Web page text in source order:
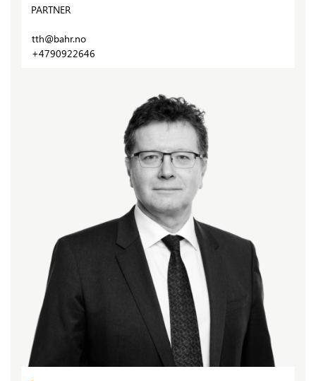
PARTNER
tth@bahr.no
+4790922646